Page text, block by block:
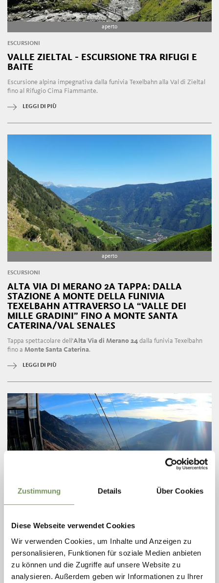
Zustimmung Details Über Cookies
Diese Webseite verwendet Cookies
Wir verwenden Cookies, um Inhalte und Anzeigen zu
personalisieren, Funktionen für soziale Medien anbieten
zu können und die Zugriffe auf unsere Website zu
analysieren. Außerdem geben wir Informationen zu Ihrer
aperto
ESCURSIONI
VALLE ZIELTAL - ESCURSIONE TRA RIFUGI E
BAITE
Escursione alpina impegnativa dalla funivia Texelbahn alla Val di Zieltal
fino al Rifugio Cima Fiammante.
LEGGI DI PIÙ
aperto
ESCURSIONI
ALTA VIA DI MERANO 2A TAPPA: DALLA
STAZIONE A MONTE DELLA FUNIVIA
TEXELBAHN ATTRAVERSO LA “VALLE DEI
MILLE GRADINI” FINO A MONTE SANTA
CATERINA/VAL SENALES
Tappa spettacolare dell’Alta Via di Merano 24 dalla funivia Texelbahn
fino aMonte Santa Caterina.
LEGGI DI PIÙ
SULL’ALTA VIA DI MERANO OVEST AI MASI
STORICI DEL MONTE SOLE DI PARCINES
Escursione panoramica dalla stazione a monte della funivia Texelbahn
lungo l’Alta Via di Merano verso i masi storici del Monte Sole.